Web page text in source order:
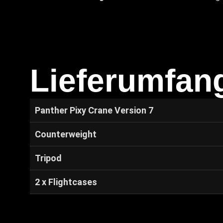
Panther Pixy Crane Version 7
Counterweight
Tripod
2 x Flightcases